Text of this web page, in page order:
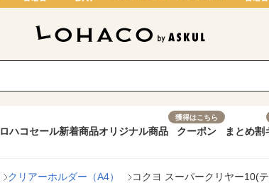
ロハコセール新着商品オリジナル商品
獲得はこちら
クーポン まとめ割
クリアーホルダー（A4） コクヨ スーパークリヤー10(